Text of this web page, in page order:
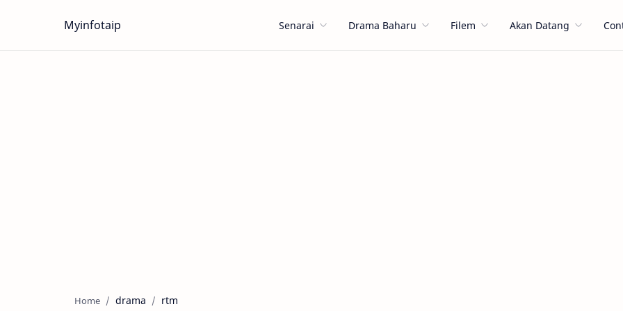
Myinfotaip Senarai Drama Baharu Filem Akan Datang
Home drama rtm